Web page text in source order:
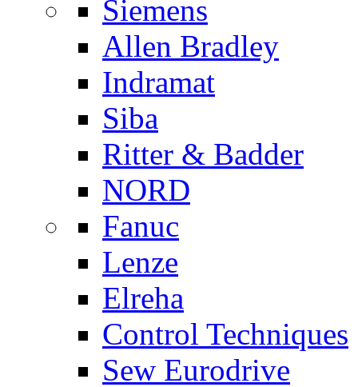
Siemens
Allen Bradley
Indramat
Siba
Ritter & Badder
NORD
Fanuc
Lenze
Elreha
Control Techniques
Sew Eurodrive